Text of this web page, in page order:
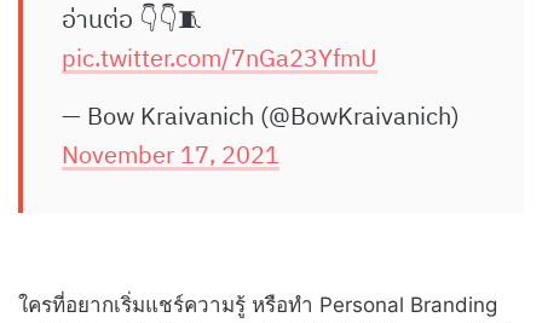
อ่านต่อ 👇👇🧵
pic.twitter.com/7nGa23YfmU
— Bow Kraivanich (@BowKraivanich)
November 17, 2021
ใครที่อยากเริ่มแชร์ความรู้ หรือทำ Personal Branding